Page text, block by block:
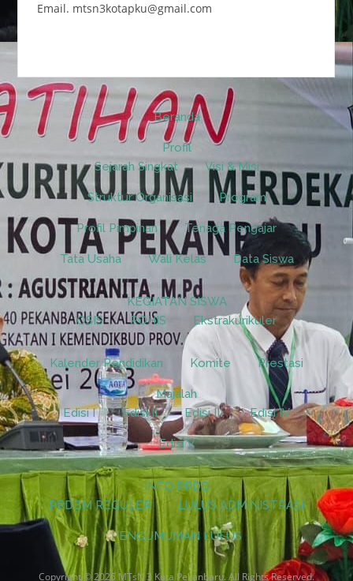
Email. mtsn3kotapku@gmail.com
Beranda
Profil
Sejarah Singkat
Visi & Misi
Struktur Organisasi Program
Profil Pimpinan Tenaga Pengajar
Tata Usaha Wali Kelas Data Siswa
KEGIATAN SISWA
OSIS
ROHIS Ekstrakurikuler
Kalender Pendidikan Komite Prestasi
Majalah
Edisi I
Edisi II Edisi III Edisi IV
Edisi V
INFO PPDB
PPDBM REGULER
LULUS ADMINISTRASI
PENGUMUMAN LULUS
Copyright © 2026 MTsN 3 Kota Pekanbaru. All Rights Reserved.